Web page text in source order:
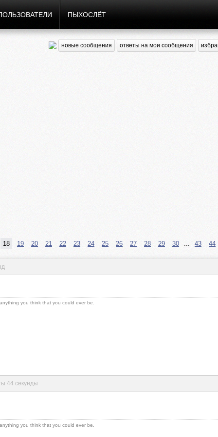
ПЫХОСЛЁТ
новые сообщения ответы на мои сообщения
18 19 20 21 22 23 24 25 26 27 28 29 30 ... 43 44
you think that you could ever be.
44 секунды
you think that you could ever be.